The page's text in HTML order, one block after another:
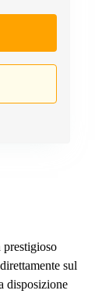
sul
disposizione